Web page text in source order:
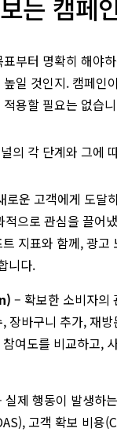
는 캠페
부터 명확히 해야
일 것인지. 캠페인
용할 필요는 없습
의 각 단계와 그에
로운 고객에게 도달
으로 관심을 끌어
지표와 함께, 광
니다.
– 확보한 소비자의
장바구니 추가, 재
여도를 비교하고,
실제 행동이 발생하
고객 확보 비용